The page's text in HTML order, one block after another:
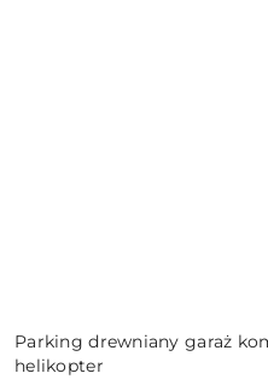
Parking drewniany garaż
helikopter